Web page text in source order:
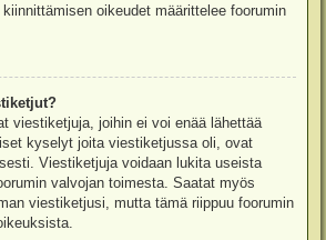
oikeudet määrittelee foorumin
viestiketjuja, joihin ei voi enää lähettää
kyselyt joita viestiketjussa oli, ovat
Viestiketjuja voidaan lukita useista
valvojan toimesta. Saatat myös
viestiketjusi, mutta tämä riippuu foorumin